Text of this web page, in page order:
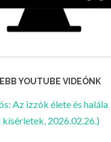
YOUTUBE VIDEÓNK
Az izzók élete és halála
2026.02.26.)